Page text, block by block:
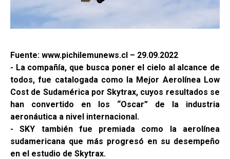
Fuente: www.pichilemunews.cl – 29.09.2022
- La compañía, que busca poner el cielo al alcance de
todos, fue catalogada como la Mejor Aerolínea Low
Cost de Sudamérica por Skytrax, cuyos resultados se
han convertido en los “Oscar” de la industria
aeronáutica a nivel internacional.
- SKY también fue premiada como la aerolínea
sudamericana que más progresó en su desempeño
en el estudio de Skytrax.